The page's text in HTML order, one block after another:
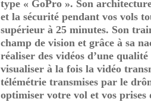
type « GoPro ». Son
et la sécurité pendant vos vols
supérieur à 25 minutes. Son
champ de vision et grâce à sa
réaliser des vidéos d’une
visualiser à la fois la vidéo
télémétrie transmises par le
optimiser votre vol et vos prises